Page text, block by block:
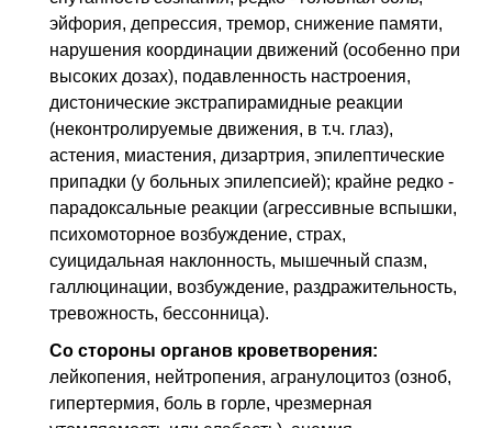
эйфория, депрессия, тремор, снижение памяти,
нарушения координации движений (особенно при
высоких дозах), подавленность настроения,
дистонические экстрапирамидные реакции
(неконтролируемые движения, в т.ч. глаз),
астения, миастения, дизартрия, эпилептические
припадки (у больных эпилепсией); крайне редко -
парадоксальные реакции (агрессивные вспышки,
психомоторное возбуждение, страх,
суицидальная наклонность, мышечный спазм,
галлюцинации, возбуждение, раздражительность,
тревожность, бессонница).
Со стороны органов кроветворения:
лейкопения, нейтропения, агранулоцитоз (озноб,
гипертермия, боль в горле, чрезмерная